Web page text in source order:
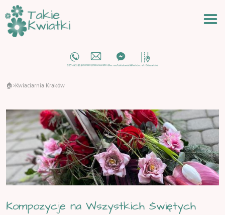
🏠 ›Kwiaciarnia Kraków
Kompozycje na Wszystkich Świętych